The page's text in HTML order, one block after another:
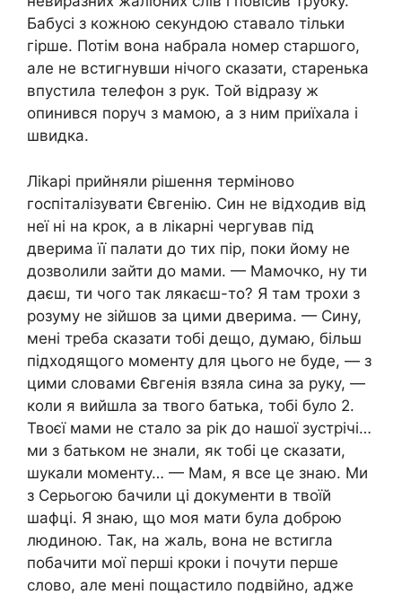
Бабусі з кожною секундою ставало тільки
гірше. Потім вона набрала номер старшого,
але не встигнувши нічого сказати, старенька
впустила телефон з рук. Той відразу ж
опинився поруч з мамою, а з ним приїхала і
швидка.
Ліkарі прийняли рішення терміново
госпіталізувати Євгенію. Син не відходив від
неї ні на крок, а в лікарні чергував під
дверима її палати до тих пір, поки йому не
дозволили зайти до мами. — Мамочко, ну ти
даєш, ти чого так лякаєш-то? Я там трохи з
розуму не зійшов за цими дверима. — Сину,
мені треба сказати тобі дещо, думаю, більш
підходящого моменту для цього не буде, — з
цими словами Євгенія взяла сина за руку, —
коли я вийшла за твого батька, тобі було 2.
Твоєї мами не стало за рік до нашої зустрічі…
ми з батьком не знали, як тобі це сказати,
шукали моменту… — Мам, я все це знаю. Ми
з Серьогою бачили ці документи в твоїй
шафці. Я знаю, що моя мати була доброю
людиною. Так, на жаль, вона не встигла
побачити мої перші кроки і почути перше
слово, але мені пощастило подвійно, адже